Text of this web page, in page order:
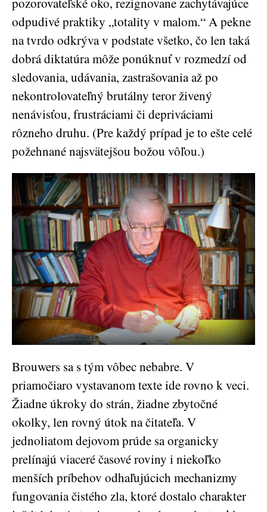
odpudivé praktiky „totality v malom.“ A pekne
na tvrdo odkrýva v podstate všetko, čo len taká
dobrá diktatúra môže ponúknuť v rozmedzí od
sledovania, udávania, zastrašovania až po
nekontrolovateľný brutálny teror živený
nenávisťou, frustráciami či depriváciami
rôzneho druhu. (Pre každý prípad je to ešte celé
požehnané najsvätejšou božou vôľou.)
Brouwers sa s tým vôbec nebabre. V
priamočiaro vystavanom texte ide rovno k veci.
Žiadne úkroky do strán, žiadne zbytočné
okolky, len rovný útok na čitateľa. V
jednoliatom dejovom prúde sa organicky
prelínajú viaceré časové roviny i niekoľko
menších príbehov odhaľujúcich mechanizmy
fungovania čistého zla, ktoré dostalo charakter